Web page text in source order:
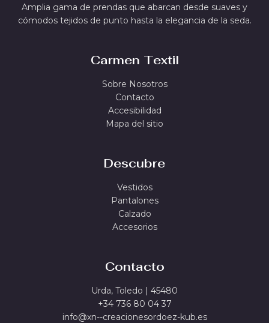
Amplia gama de prendas que abarcan desde suaves y
cómodos tejidos de punto hasta la elegancia de la seda.
Carmen Textil
Sobre Nosotros
Contacto
Accesibilidad
Mapa del sitio
Descubre
Vestidos
Pantalones
Calzado
Accesorios
Contacto
Urda, Toledo | 45480
+34 736 80 04 37
info@xn--creacionesordoez-kub.es